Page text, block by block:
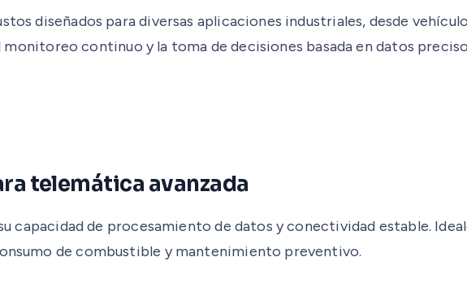
diseñados para diversas aplicaciones industriales, desde
continuo y la toma de decisiones basada en datos
telemática avanzada
capacidad de procesamiento de datos y conectividad estable.
de combustible y mantenimiento preventivo.